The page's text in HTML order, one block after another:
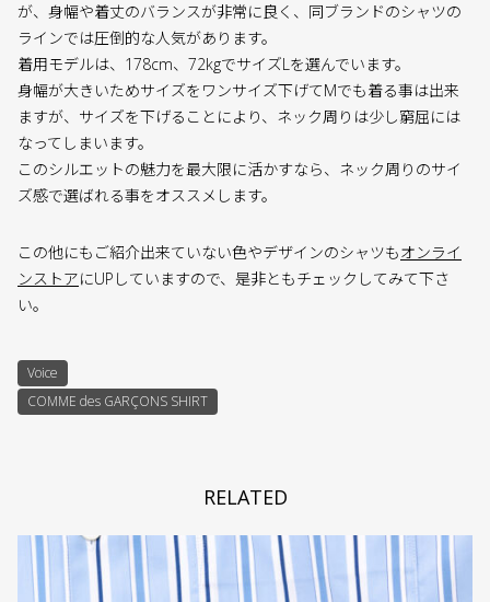
が、身幅や着丈のバランスが非常に良く、同ブランドのシャツの
ラインでは圧倒的な人気があります。
着用モデルは、178cm、72kgでサイズLを選んでいます。
身幅が大きいためサイズをワンサイズ下げてMでも着る事は出来
ますが、サイズを下げることにより、ネック周りは少し窮屈には
なってしまいます。
このシルエットの魅力を最大限に活かすなら、ネック周りのサイ
ズ感で選ばれる事をオススメします。
この他にもご紹介出来ていない色やデザインのシャツもオンライ
ンストアにUPしていますので、是非ともチェックしてみて下さ
い。
Voice
COMME des GARÇONS SHIRT
RELATED